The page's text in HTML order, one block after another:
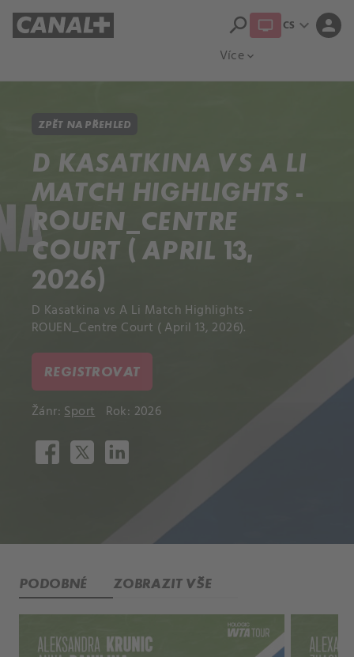
Více expand_more
search CS expand_more person
ZPĚT NA PŘEHLED
D KASATKINA VS A LI
MATCH HIGHLIGHTS -
ROUEN_CENTRE
COURT ( APRIL 13,
2026)
D Kasatkina vs A Li Match Highlights -
ROUEN_Centre Court ( April 13, 2026).
REGISTROVAT
Žánr:Sport Rok: 2026
PODOBNÉ ZOBRAZIT VŠE